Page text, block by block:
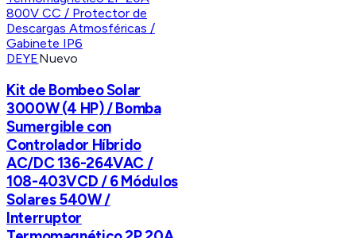
DEYENuevo
Kit de Bombeo Solar
3000W (4 HP) / Bomba
Sumergible con
Controlador Híbrido
AC/DC 136-264VAC /
108-403VCD / 6 Módulos
Solares 540W /
Interruptor